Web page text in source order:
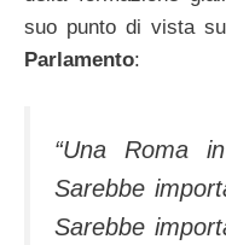
suo punto di vista
Parlamento:
“Una Roma
Sarebbe
Sarebbe